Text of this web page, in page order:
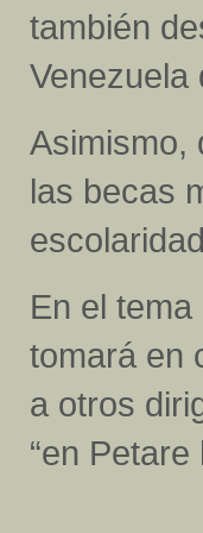
también
Venezuela
Asimismo,
las becas
En el
tomará en
a otros
“en